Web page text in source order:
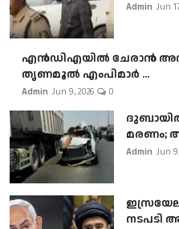
Admin Jun
എൻഡിഎയിൽ ചേരാൻ
തൃണമൂൽ എംപിമാർ ...
Admin Jun 9, 2026 0
ദുബായിൽ
മരണം;
Admin Jun
നടപടി